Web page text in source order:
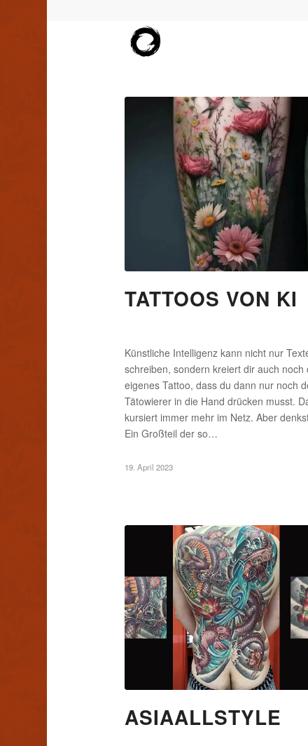
TATTOOS VON KI
Künstliche Intelligenz kann nicht nur
schreiben, sondern kreiert dir auch noch
eigenes Tattoo, dass du dann nur noch
Tätowierer in die Hand drücken musst.
kursiert immer mehr im Netz. Aber
Ein Großteil der so…
19. April 2023
ASIAALLSTYLE